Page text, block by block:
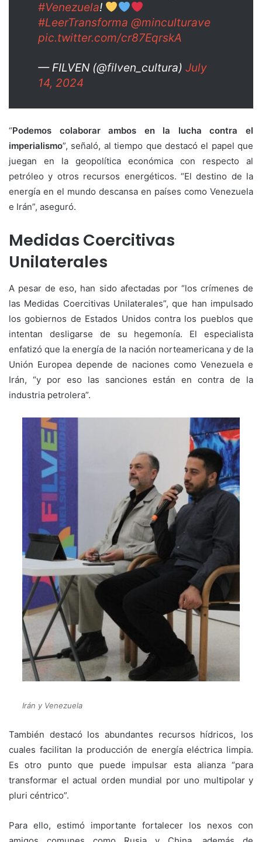
#Venezuela!
#LeerTransforma @minculturave
pic.twitter.com/cr87EqrskA
— FILVEN (@filven_cultura) July
14, 2024
“Podemos colaborar ambos en la lucha contra el
imperialismo”, señaló, al tiempo que destacó el papel que
juegan en la geopolítica económica con respecto al
petróleo y otros recursos energéticos. “El destino de la
energía en el mundo descansa en países como Venezuela
e Irán”, aseguró.
Medidas Coercitivas
Unilaterales
A pesar de eso, han sido afectadas por “los crímenes de
las Medidas Coercitivas Unilaterales”, que han impulsado
los gobiernos de Estados Unidos contra los pueblos que
intentan desligarse de su hegemonía. El especialista
enfatizó que la energía de la nación norteamericana y de la
Unión Europea depende de naciones como Venezuela e
Irán, “y por eso las sanciones están en contra de la
industria petrolera”.
Irán y Venezuela
También destacó los abundantes recursos hídricos, los
cuales facilitan la producción de energía eléctrica limpia.
Es otro punto que puede impulsar esta alianza “para
transformar el actual orden mundial por uno multipolar y
pluri céntrico”.
Para ello, estimó importante fortalecer los nexos con